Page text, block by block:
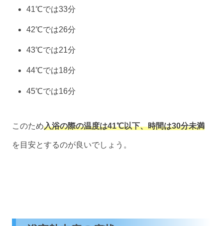
41℃では33分
42℃では26分
43℃では21分
44℃では18分
45℃では16分
このため入浴の際の温度は41℃以下、時間は30分未満
を目安とするのが良いでしょう。